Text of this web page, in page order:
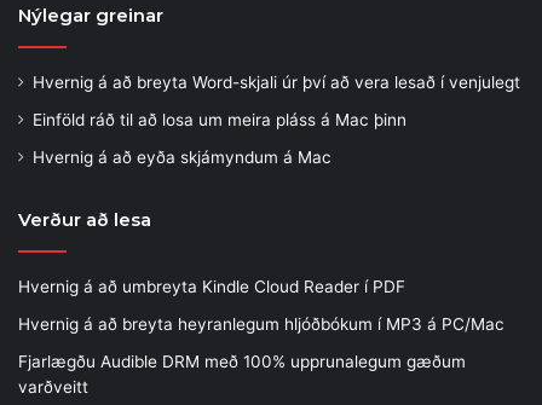
Nýlegar greinar
Hvernig á að breyta Word-skjali úr því að vera lesað í venjulegt
Einföld ráð til að losa um meira pláss á Mac þinn
Hvernig á að eyða skjámyndum á Mac
Verður að lesa
Hvernig á að umbreyta Kindle Cloud Reader í PDF
Hvernig á að breyta heyranlegum hljóðbókum í MP3 á PC/Mac
Fjarlægðu Audible DRM með 100% upprunalegum gæðum
varðveitt